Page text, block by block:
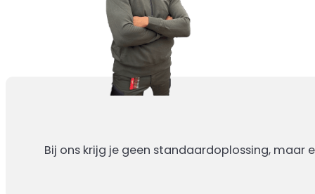
Bij ons krijg je geen standaardoplossing, maar